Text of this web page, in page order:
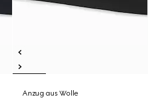
Anzug aus Wolle